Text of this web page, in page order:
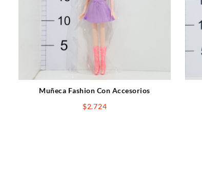
Muñeca Fashion Con Accesorios
$2.724